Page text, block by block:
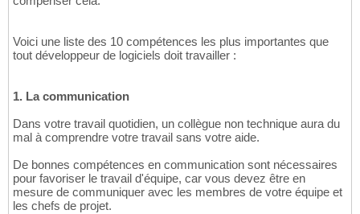
Voici une liste des 10 compétences les plus importantes que
tout développeur de logiciels doit travailler :
1. La communication
Dans votre travail quotidien, un collègue non technique aura du
mal à comprendre votre travail sans votre aide.
De bonnes compétences en communication sont nécessaires
pour favoriser le travail d'équipe, car vous devez être en
mesure de communiquer avec les membres de votre équipe et
les chefs de projet.